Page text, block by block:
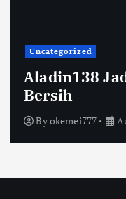
Uncategorized
Aladin138
Bersih
Byokemei777